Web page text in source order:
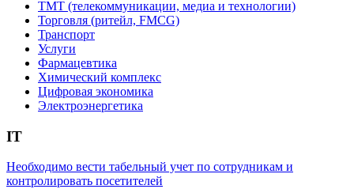
ТМТ (телекоммуникации, медиа и технологии)
Торговля (ритейл, FMCG)
Транспорт
Услуги
Фармацевтика
Химический комплекс
Цифровая экономика
Электроэнергетика
IT
Необходимо вести табельный учет по сотрудникам и
контролировать посетителей